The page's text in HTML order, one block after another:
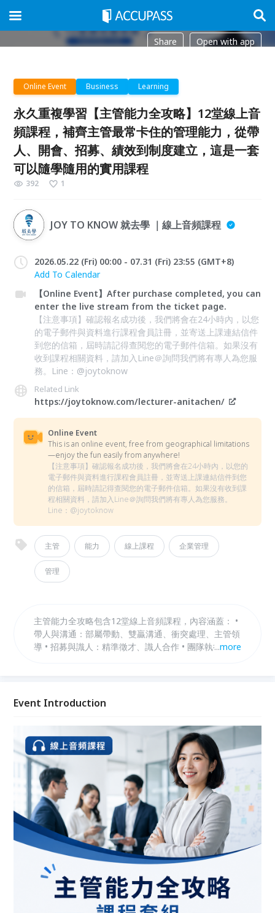
Share Open with app
Online Event Business Learning
永久重複學習【主管能力全攻略】12堂線上音
頻課程，補齊主管最常卡住的管理能力，從帶
人、開會、招募、績效到制度建立，這是一套
可以隨學隨用的實用課程
392 1
JOY TO KNOW 就去學 ｜線上音頻課程
2026.05.22 (Fri) 00:00 - 07.31 (Fri) 23:55 (GMT+8)
Add To Calendar
【Online Event】After purchase completed, you can
enter the live stream from the ticket page.
【注意事項】確認報名成功後，我們將會在24小時內，以您
的電子郵件與資料進行課程會員註冊，並寄送上課連結信件
到您的信箱，屆時請記得查閱您的電子郵件信箱。如果沒有
收到課程相關資料，請加入Line＠詢問我們將有專人為您服
務。Line：@joytoknow
Related Link
https://joytoknow.com/lecturer-anitachen/
Online Event
This is an online event, free from geographical limitations
—enjoy the fun easily from anywhere!
【注意事項】確認報名成功後，我們將會在24小時內，以您的
電子郵件與資料進行課程會員註冊，並寄送上課連結信件到您
的信箱，屆時請記得查閱您的電子郵件信箱。如果沒有收到課
程相關資料，請加入Line＠詢問我們將有專人為您服務。
Line：@joytoknow
主管 能力 線上課程 企業管理
管理
主管能力全攻略包含12堂線上音頻課程，內容涵蓋： •
帶人與溝通：部屬帶動、雙贏溝通、衝突處理、主管領
導 • 招募與識人：精準徵才、識人合作 • 團隊執行：團
...more
Event Introduction